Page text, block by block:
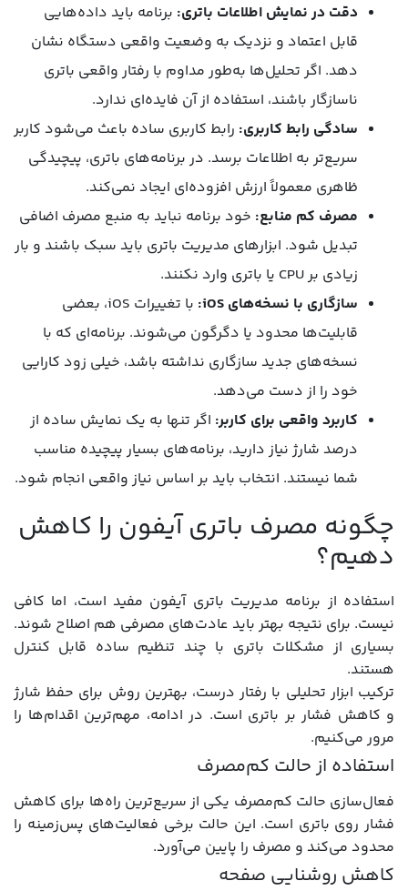
دقت در نمایش اطلاعات باتری: برنامه باید داده‌هایی
قابل اعتماد و نزدیک به وضعیت واقعی دستگاه نشان
دهد. اگر تحلیل‌ها به‌طور مداوم با رفتار واقعی باتری
ناسازگار باشند، استفاده از آن فایده‌ای ندارد.
سادگی رابط کاربری: رابط کاربری ساده باعث می‌شود کاربر
سریع‌تر به اطلاعات برسد. در برنامه‌های باتری، پیچیدگی
ظاهری معمولاً ارزش افزوده‌ای ایجاد نمی‌کند.
مصرف کم منابع: خود برنامه نباید به منبع مصرف اضافی
تبدیل شود. ابزارهای مدیریت باتری باید سبک باشند و بار
زیادی بر CPU یا باتری وارد نکنند.
سازگاری با نسخه‌های iOS:
با تغییرات iOS، بعضی
قابلیت‌ها محدود یا دگرگون می‌شوند. برنامه‌ای که با
نسخه‌های جدید سازگاری نداشته باشد، خیلی زود کارایی
خود را از دست می‌دهد.
کاربرد واقعی برای کاربر: اگر تنها به یک نمایش ساده از
درصد شارژ نیاز دارید، برنامه‌های بسیار پیچیده مناسب
شما نیستند. انتخاب باید بر اساس نیاز واقعی انجام شود.
چگونه مصرف باتری آیفون را کاهش
دهیم؟
استفاده از برنامه مدیریت باتری آیفون مفید است، اما کافی
نیست. برای نتیجه بهتر باید عادت‌های مصرفی هم اصلاح شوند.
بسیاری از مشکلات باتری با چند تنظیم ساده قابل کنترل
هستند.
ترکیب ابزار تحلیلی با رفتار درست، بهترین روش برای حفظ شارژ
و کاهش فشار بر باتری است. در ادامه، مهم‌ترین اقدام‌ها را
مرور می‌کنیم.
استفاده از حالت کم‌مصرف
فعال‌سازی حالت کم‌مصرف یکی از سریع‌ترین راه‌ها برای کاهش
فشار روی باتری است. این حالت برخی فعالیت‌های پس‌زمینه را
محدود می‌کند و مصرف را پایین می‌آورد.
کاهش روشنایی صفحه